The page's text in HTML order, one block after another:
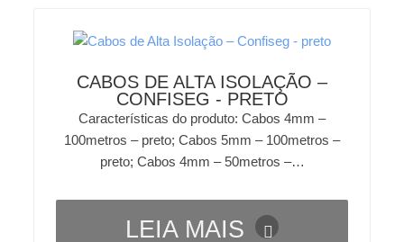
CABOS DE ALTA ISOLAÇÃO –
CONFISEG - PRETO
Características do produto: Cabos 4mm –
100metros – preto; Cabos 5mm – 100metros –
preto; Cabos 4mm – 50metros –…
LEIA MAIS